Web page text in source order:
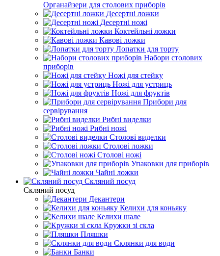
Органайзери для столових приборів
Десертні ложки
Десертні ножі
Коктейльні ложки
Кавові ложки
Лопатки для торту
Набори столових
приборів
Ножі для стейку
Ножі для устриць
Ножі для фруктів
Прибори для
сервірування
Рибні виделки
Рибні ножі
Столові виделки
Столові ложки
Столові ножі
Упаковки для приборів
Чайні ложки
Скляний посуд
Скляний посуд
Декантери
Келихи для коньяку
Келихи шале
Кружки зі скла
Пляшки
Склянки для води
Банки